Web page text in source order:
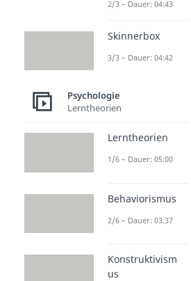
Sinne betroffen
welche
Schau dir das
erfahren.
Beliebte
Synästhe
2/3 – Dauer: 04:43
Skinnerbox
3/3 – Dauer: 04:42
Psychologie
Lerntheorien
Lerntheorien
1/6 – Dauer: 05:00
Behaviorismus
2/6 – Dauer: 03:37
Konstruktivism
us